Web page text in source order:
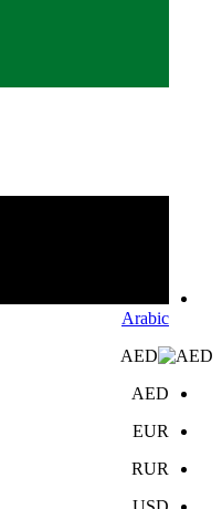
Arabic
AED
AED
EUR
RUR